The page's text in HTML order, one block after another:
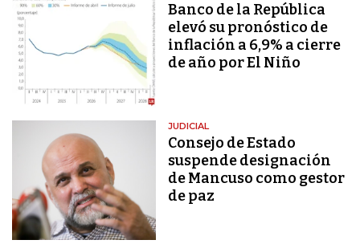
Banco de la República
elevó su pronóstico de
inflación a 6,9% a cierre
de año por El Niño
JUDICIAL
Consejo de Estado
suspende designación
de Mancuso como gestor
de paz